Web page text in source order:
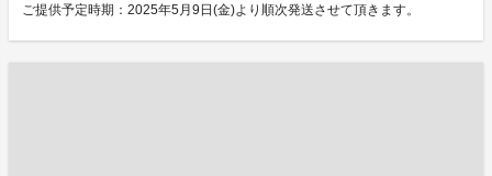
ご提供予定時期：2025年5月9日(金)より順次発送させて頂きます。